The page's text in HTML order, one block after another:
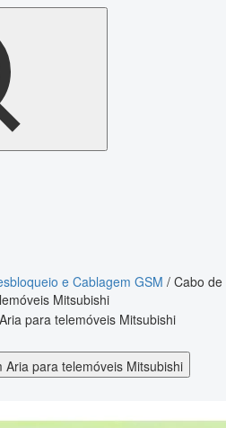
e Cablagem GSM / Cabo de
Mitsubishi